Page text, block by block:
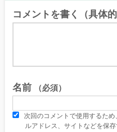
コメントを書く（具体的
名前 （必須）
次回のコメントで使用するた
ルアドレス、サイトなどを保存